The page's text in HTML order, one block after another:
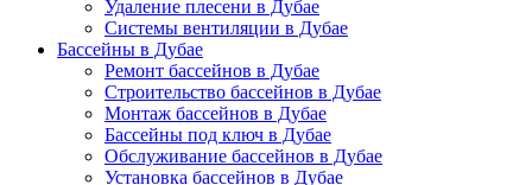
Удаление плесени в Дубае
Системы вентиляции в Дубае
Бассейны в Дубае
Ремонт бассейнов в Дубае
Строительство бассейнов в Дубае
Монтаж бассейнов в Дубае
Бассейны под ключ в Дубае
Обслуживание бассейнов в Дубае
Установка бассейнов в Дубае